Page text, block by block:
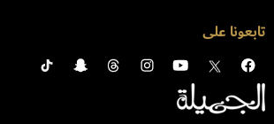
تابعونا على